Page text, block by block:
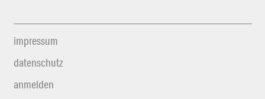
impressum
datenschutz
anmelden